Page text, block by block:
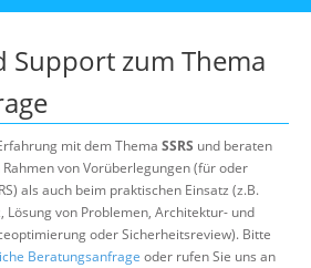
Schulungen
Support zum Thema
mit dem Thema SSRS und beraten
von Vorüberlegungen (für oder
als auch beim praktischen Einsatz (z.B.
Lösung von Problemen, Architektur- und
oder Sicherheitsreview). Bitte
Beratungsanfrage oder rufen Sie uns an